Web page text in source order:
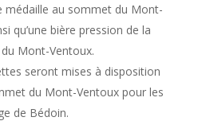
médaille au sommet du Mont-
qu’une bière pression de la
Mont-Ventoux.
seront mises à disposition
du Mont-Ventoux pour les
de Bédoin.